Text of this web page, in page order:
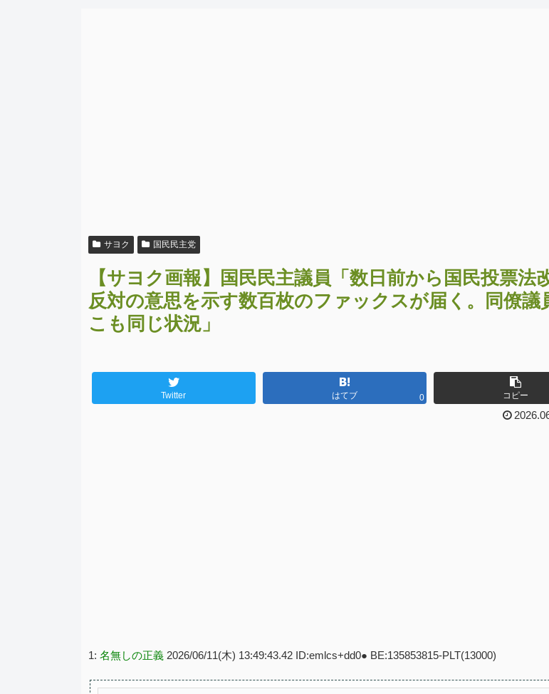
サヨク 国民民主党
【サヨク画報】国民民主議員「数日前から国民投票法
反対の意思を示す数百枚のファックスが届く。同僚議
こも同じ状況」
Twitter はてブ 0 コピー
1: 名無しの正義 2026/06/11(木) 13:49:43.42 ID:emlcs+dd0● BE:135853815-PLT(13000)